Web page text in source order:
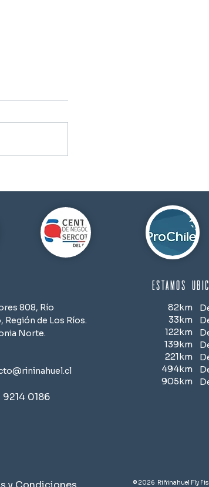
808, Río
Región de Los Ríos.
Norte.
9214 0186
82km
33km
122km
139km
221km
494km
905km
estamos
© 2026 Riñinahuel Fly